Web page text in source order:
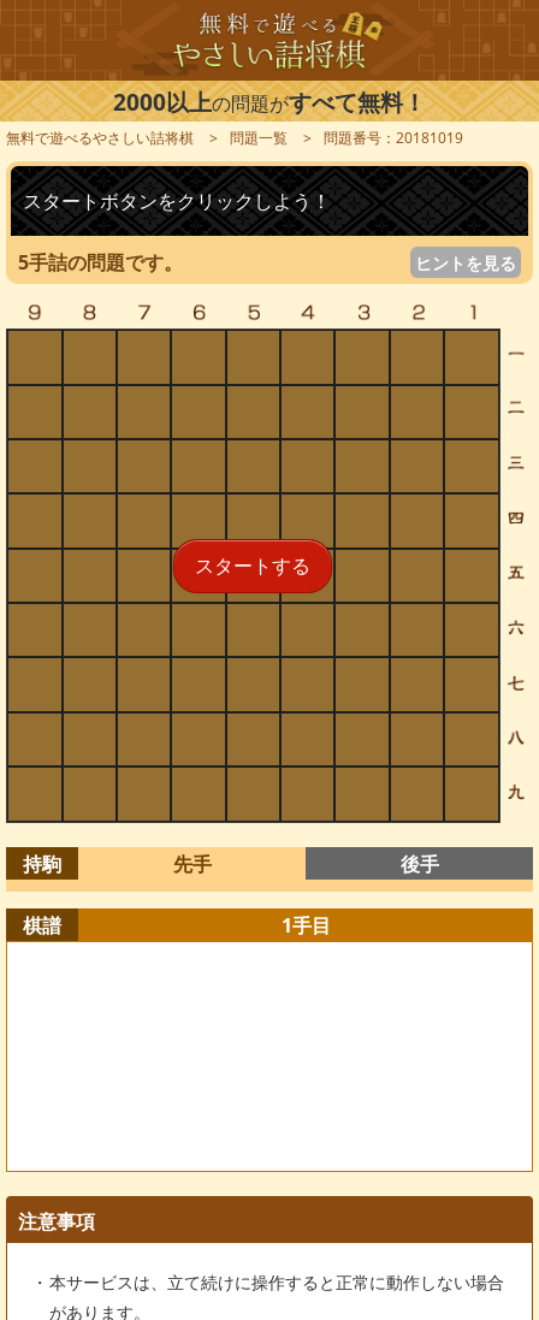
2000以上の問題がすべて無料！
無料で遊べるやさしい詰将棋 問題一覧 問題番号：20181019
スタートボタンをクリックしよう！
5手詰の問題です。 ヒントを見る
スタートする
持駒 先手 後手
棋譜 1手目
注意事項
本サービスは、立て続けに操作すると正常に動作しない場合
があります。